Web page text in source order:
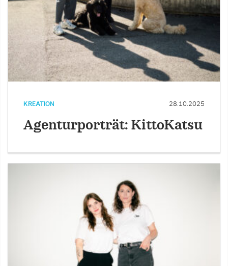
KREATION 28.10.2025
Agenturporträt: KittoKatsu